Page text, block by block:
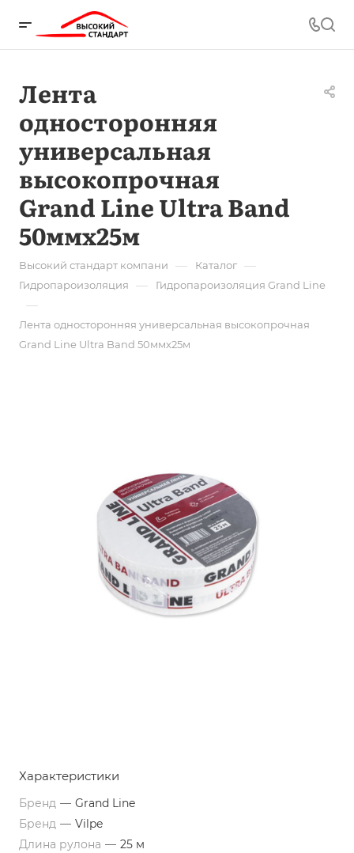
Лента
односторонняя
универсальная
высокопрочная
Grand Line Ultra Band
50ммх25м
Высокий стандарт компани — Каталог —
Гидропароизоляция — Гидропароизоляция Grand Line
—
Лента односторонняя универсальная высокопрочная
Grand Line Ultra Band 50ммх25м
Характеристики
Бренд — Grand Line
Бренд — Vilpe
Длина рулона — 25 м